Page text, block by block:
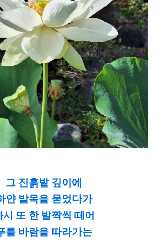
그 진흙밭 깊이에
얀 발목을 묻었다가
시 또 한 발짝씩 떼어
를 바람을 따라가는